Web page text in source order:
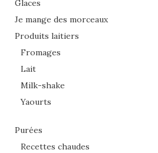
Glaces
Je mange des morceaux
Produits laitiers
Fromages
Lait
Milk-shake
Yaourts
Purées
Recettes chaudes